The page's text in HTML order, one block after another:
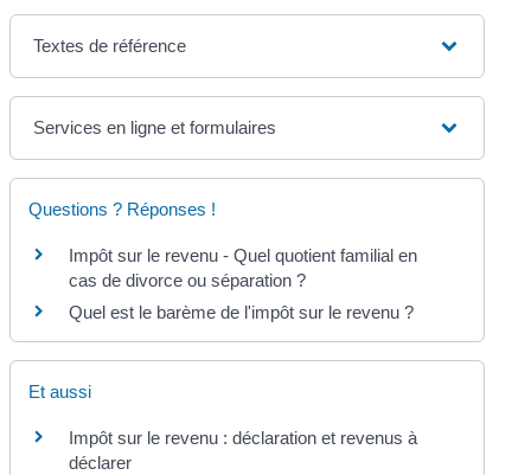
Textes de référence
Services en ligne et formulaires
Questions ? Réponses !
Impôt sur le revenu - Quel quotient familial en
cas de divorce ou séparation ?
Quel est le barème de l'impôt sur le revenu ?
Et aussi
Impôt sur le revenu : déclaration et revenus à
déclarer